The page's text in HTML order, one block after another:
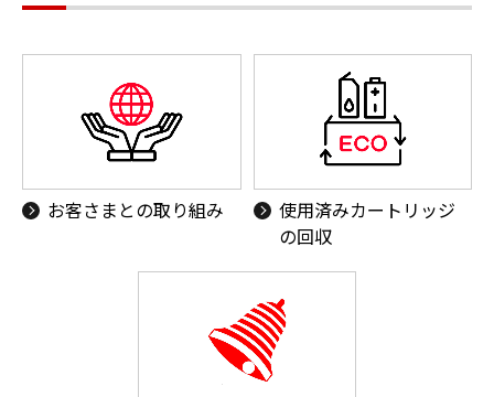
お客さまとの取り組み
使用済みカートリッジ
の回収